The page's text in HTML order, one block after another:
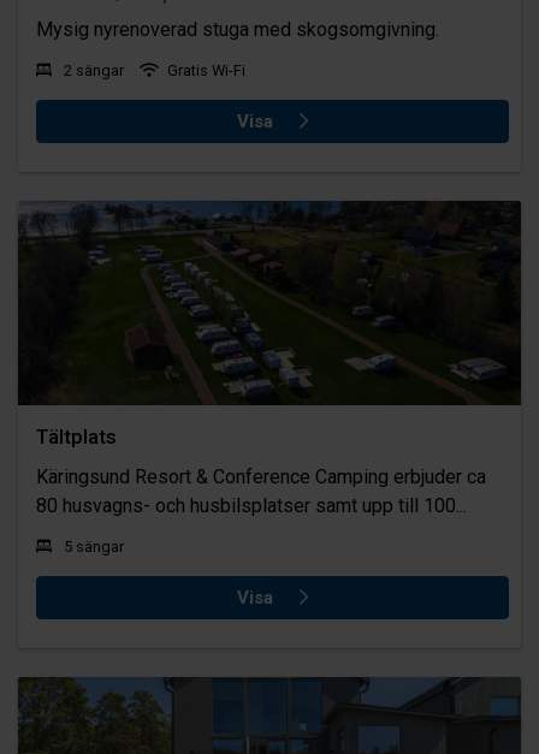
Mysig nyrenoverad stuga med skogsomgivning.
2 sängar Gratis Wi-Fi
Visa
Tältplats
Käringsund Resort & Conference Camping erbjuder ca
80 husvagns- och husbilsplatser samt upp till 100...
5 sängar
Visa